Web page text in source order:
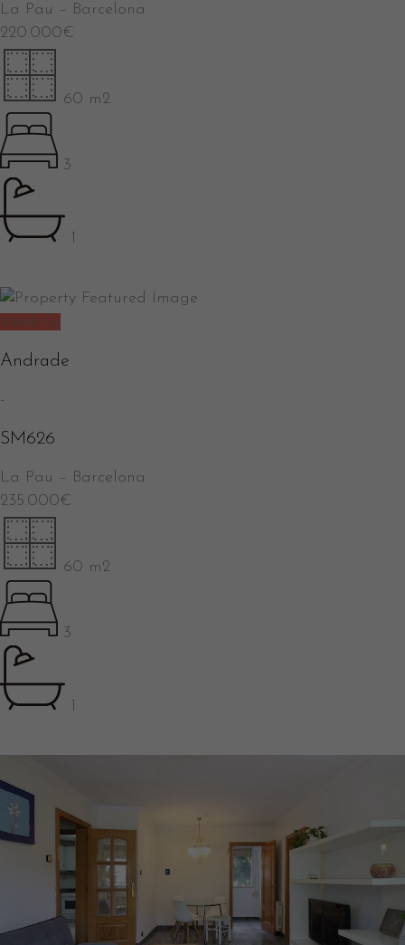
La Pau – Barcelona
220.000€
60 m2
3
1
Vendido
Andrade
-
SM626
La Pau – Barcelona
235.000€
60 m2
3
1